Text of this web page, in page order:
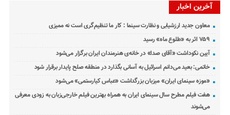
آخرین اخبار
معاون جدید ارزشیابی و نظارت سینما : کار ما تنظیم‌گری است نه ممیزی
۷۵۹ اثر به «طلوع ماه» رسید
آیین نکوداشت «آقای صدا» در خانه‌ی هنرمندان ایران برگزار می‌شود
خاتمی: بعید می‌دانم اسرائیل به آسانی بگذارد در منطقه صلح پایدار برقرار شود
«موزه سینمای ایران» میزبان بزرگداشت «عباس کیارستمی» می‌شود
هفت فیلم مطرح سال سینمای ایران به همراه بهترین فیلم خارجی‌زبان به زودی معرفی
می‌شوند